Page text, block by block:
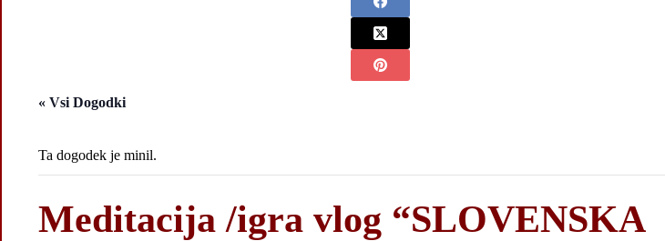
« Vsi Dogodki
Ta dogodek je minil.
Meditacija /igra vlog “SLOVENSKA